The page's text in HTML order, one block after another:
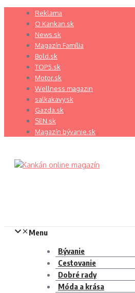
Preskočiť
Reklama
O Kankan.sk
News.sk
Magazín Família
Bold.sk
TOP5.sk
Motor.sk
Wellness magazin
salkakavy.sk
Gazda.sk
SEN.sk
Magazín bývanie.sk
Menu
Bývanie
Cestovanie
Dobré rady
Móda a krása